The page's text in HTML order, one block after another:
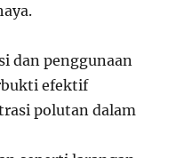
dan penggunaan
efektif
polutan dalam